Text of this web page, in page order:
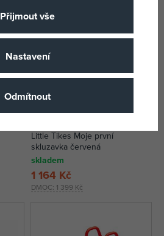
Little Tikes Moje první
skluzavka červená
skladem
DMOC: 1 399 Kč
1 164 Kč
Přijmout vše
Nastavení
Odmítnout